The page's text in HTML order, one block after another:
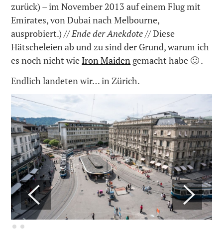
zurück) – im November 2013 auf einem Flug mit
Emirates, von Dubai nach Melbourne,
ausprobiert.)// Ende der Anekdote //Diese
Hätscheleien ab und zu sind der Grund, warum ich
es noch nicht wie Iron Maiden gemacht habe 🙂 .
Endlich landeten wir… in Zürich.